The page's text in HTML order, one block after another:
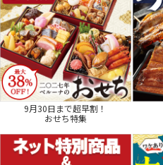
9月30日まで超早割！
おせち特集